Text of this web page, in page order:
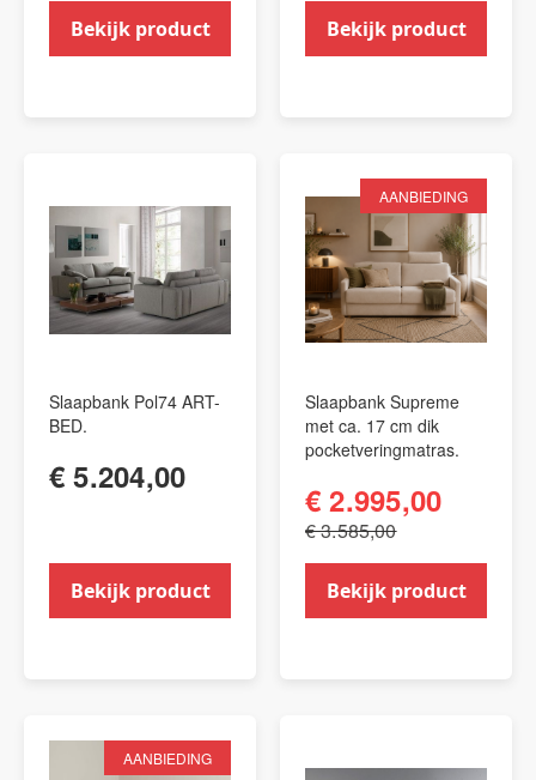
Bekijk product Bekijk product
Slaapbank Pol74 ART-
BED.
€ 5.204,00
Bekijk product
AANBIEDING
Slaapbank Supreme
met ca. 17 cm dik
pocketveringmatras.
€ 2.995,00
€ 3.585,00
Bekijk product
AANBIEDING